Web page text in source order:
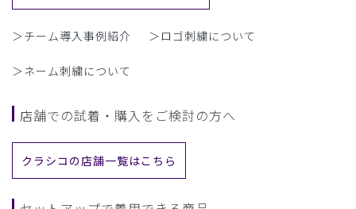
＞チーム導入事例紹介 ＞ロゴ刺繍について
＞ネーム刺繍について
店舗での試着・購入をご検討の方へ
クラシコの店舗一覧はこちら